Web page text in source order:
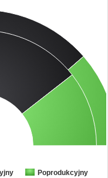
Poprodukcyjny